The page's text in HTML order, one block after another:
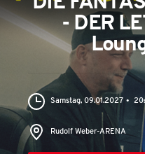
- DER
Samstag, 09.01.2027
Rudolf Weber-ARENA